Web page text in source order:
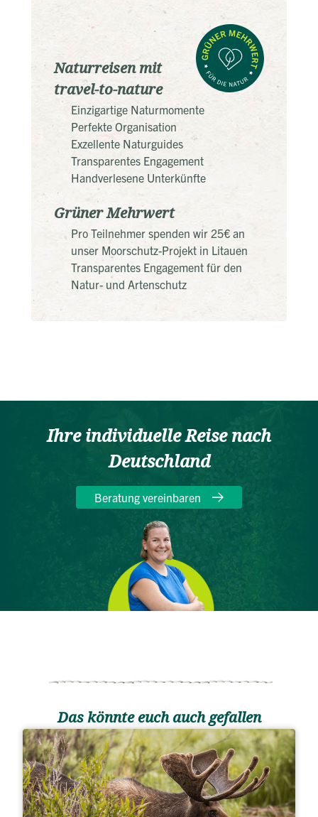
Naturreisen mit
travel-to-nature
Einzigartige Naturmomente
Perfekte Organisation
Exzellente Naturguides
Transparentes Engagement
Handverlesene Unterkünfte
Grüner Mehrwert
Pro Teilnehmer spenden wir 25€ an
unser Moorschutz-Projekt in Litauen
Transparentes Engagement für den
Natur- und Artenschutz
Ihre individuelle Reise nach
Deutschland
Beratung vereinbaren
Das könnte euch auch gefallen